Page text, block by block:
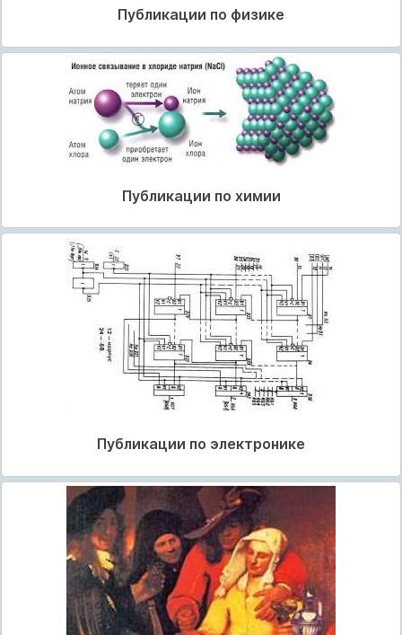
Публикации по физике
Публикации по химии
Публикации по электронике